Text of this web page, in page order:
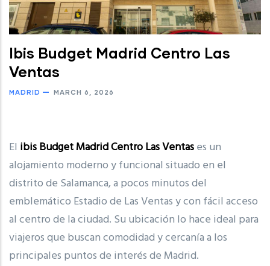
Ibis Budget Madrid Centro Las
Ventas
MADRID MARCH 6, 2026
El ibis Budget Madrid Centro Las Ventases un
alojamiento moderno y funcional situado en el
distrito de Salamanca, a pocos minutos del
emblemático Estadio de Las Ventasy con fácil acceso
al centro de la ciudad. Su ubicación lo hace ideal para
viajeros que buscan comodidad y cercanía a los
principales puntos de interés de Madrid.